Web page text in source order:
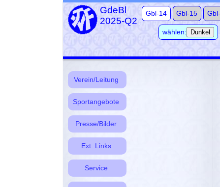
GdeBl
2025-Q2
Gbl-14 Gbl-15
wählen: Dunkel
Verein/Leitung
Sportangebote
Presse/Bilder
Ext. Links
Service